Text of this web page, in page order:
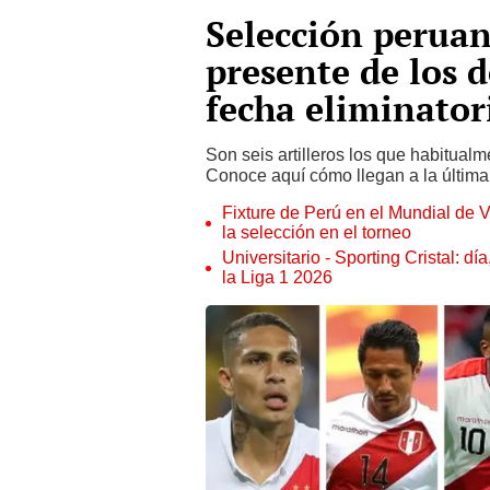
Selección
presente de los
fecha
Son seis artilleros los que
Conoce aquí cómo llegan a la
Fixture de Perú en el Mundial de
la selección en el torneo
Universitario - Sporting Cristal:
la Liga 1 2026